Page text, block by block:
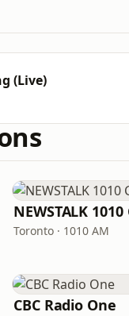
(Live)
NEWSTALK 1010
Toronto · 1010 AM
CBC Radio One